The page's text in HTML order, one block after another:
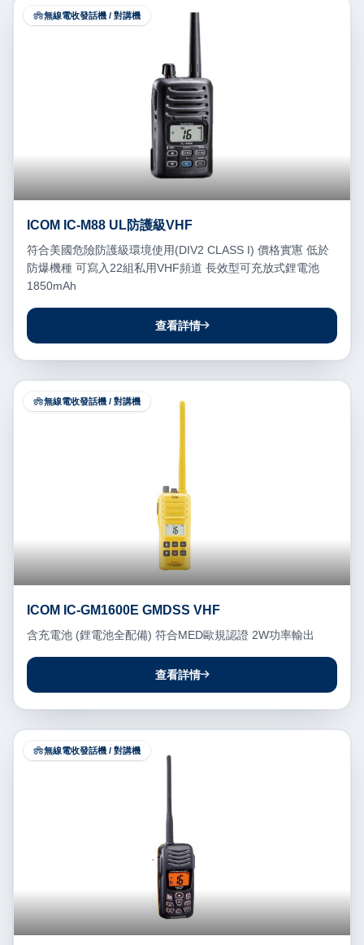
無線電收發話機 / 對講機
ICOM IC-M88 UL防護級VHF
符合美國危險防護級環境使用(DIV2 CLASS I) 價格實寭 低於
防爆機種 可寫入22組私用VHF頻道 長效型可充放式鋰電池
1850mAh
查看詳情
無線電收發話機 / 對講機
ICOM IC-GM1600E GMDSS VHF
含充電池 (鋰電池全配備) 符合MED歐規認證 2W功率輸出
查看詳情
無線電收發話機 / 對講機